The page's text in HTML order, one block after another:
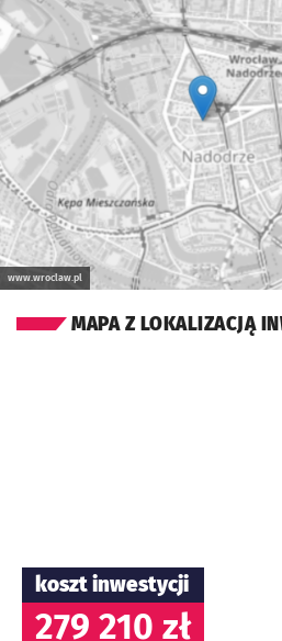
www.wroclaw.pl
MAPA Z LOKALIZACJĄ
koszt inwestycji
279 210 zł